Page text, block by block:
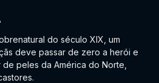
do século XIX, um
deve passar de zero a herói e
peles da América do Norte,